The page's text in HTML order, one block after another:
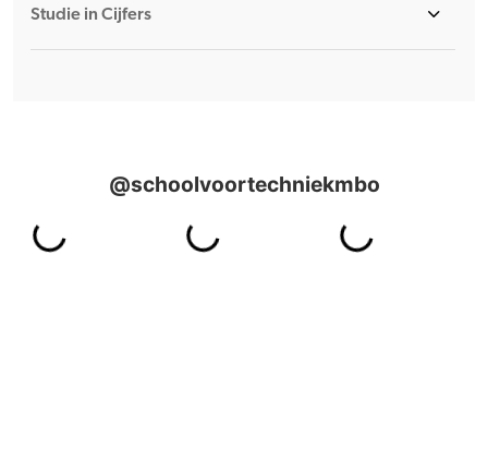
Studie in Cijfers